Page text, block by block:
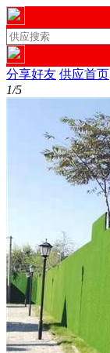
分享好友 供应首页
1/5